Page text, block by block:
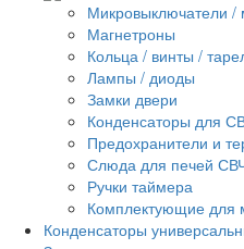
Микровыключатели /
Магнетроны
Кольца / винты /
Лампы / диоды
Замки двери
Конденсаторы для
Предохранители и
Слюда для печей
Ручки таймера
Комплектующие для
Конденсаторы